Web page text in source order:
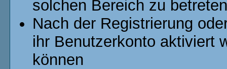
solchen Bereich zu
Nach der Registrierung
ihr Benutzerkonto aktiviert
können